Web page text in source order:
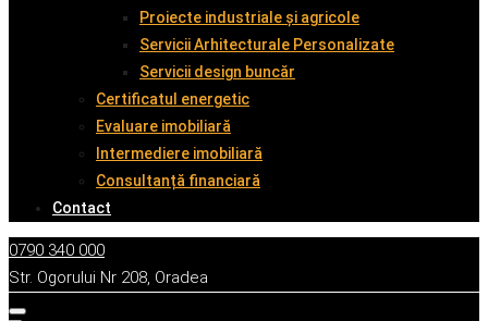
Proiecte industriale și agricole
Servicii Arhitecturale Personalizate
Servicii design buncăr
Certificatul energetic
Evaluare imobiliară
Intermediere imobiliară
Consultanță financiară
Contact
0790 340 000
Str. Ogorului Nr 208, Oradea